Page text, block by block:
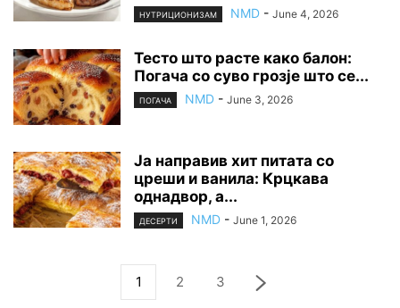
НУТРИЦИОНИЗАМ NMD - June 4, 2026
Тесто што расте како балон:
Погача со суво грозје што се...
ПОГАЧА NMD - June 3, 2026
Ја направив хит питата со
цреши и ванила: Крцкава
однадвор, а...
ДЕСЕРТИ NMD - June 1, 2026
1 2 3